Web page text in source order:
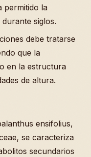
permitido la
siglos.
debe tratarse
que la
en la estructura
de altura.
ensifolius,
se caracteriza
secundarios